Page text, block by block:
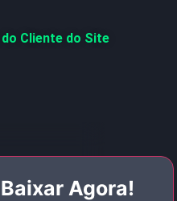
Cliente do Site
Agora!